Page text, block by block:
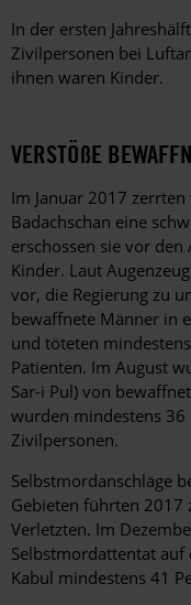
In der ersten
Zivilpersonen bei
ihnen waren Kinder.
VERSTÖßE
Im Januar 2017
Badachschan eine
erschossen sie vor
Kinder. Laut
vor, die Regierung zu
bewaffnete Männer in
und töteten
Patienten. Im August
Sar-i Pul) von
wurden mindestens 36
Zivilpersonen.
Selbstmordanschläge
Gebieten führten 2017
Verletzten. Im
Selbstmordattentat
Kabul mindestens 41